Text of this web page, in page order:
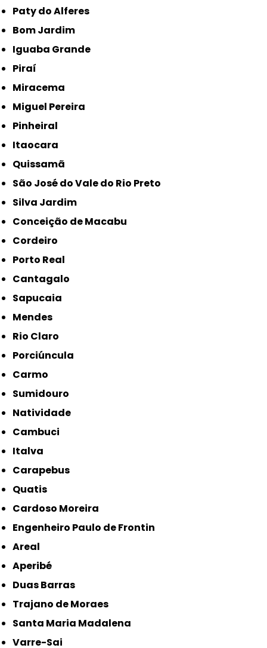
Paty do Alferes
Bom Jardim
Iguaba Grande
Piraí
Miracema
Miguel Pereira
Pinheiral
Itaocara
Quissamã
São José do Vale do Rio Preto
Silva Jardim
Conceição de Macabu
Cordeiro
Porto Real
Cantagalo
Sapucaia
Mendes
Rio Claro
Porciúncula
Carmo
Sumidouro
Natividade
Cambuci
Italva
Carapebus
Quatis
Cardoso Moreira
Engenheiro Paulo de Frontin
Areal
Aperibé
Duas Barras
Trajano de Moraes
Santa Maria Madalena
Varre-Sai